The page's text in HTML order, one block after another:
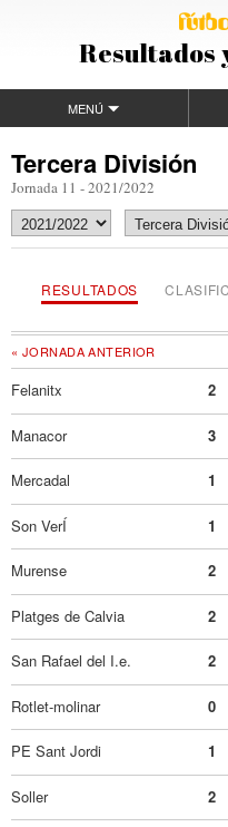
Resultados
MENÚ
Tercera División
Jornada 11 - 2021/2022
RESULTADOS
« JORNADA ANTERIOR
Felanitx 2
Manacor 3
Mercadal 1
Son VerÍ 1
Murense 2
Platges de Calvia 2
San Rafael del I.e. 2
Rotlet-molinar 0
PE Sant Jordi 1
Soller 2